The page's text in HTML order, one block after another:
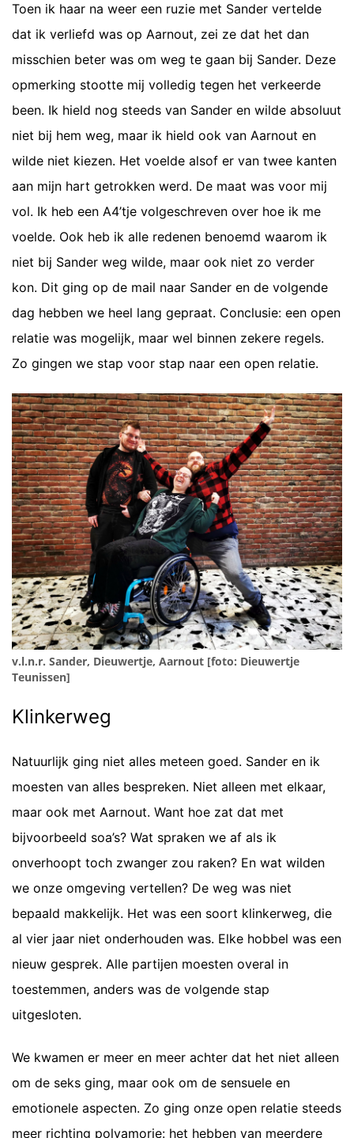
Toen ik haar na weer een ruzie met Sander vertelde
dat ik verliefd was op Aarnout, zei ze dat het dan
misschien beter was om weg te gaan bij Sander. Deze
opmerking stootte mij volledig tegen het verkeerde
been. Ik hield nog steeds van Sander en wilde absoluut
niet bij hem weg, maar ik hield ook van Aarnout en
wilde niet kiezen. Het voelde alsof er van twee kanten
aan mijn hart getrokken werd. De maat was voor mij
vol. Ik heb een A4’tje volgeschreven over hoe ik me
voelde. Ook heb ik alle redenen benoemd waarom ik
niet bij Sander weg wilde, maar ook niet zo verder
kon. Dit ging op de mail naar Sander en de volgende
dag hebben we heel lang gepraat. Conclusie: een open
relatie was mogelijk, maar wel binnen zekere regels.
Zo gingen we stap voor stap naar een open relatie.
v.l.n.r. Sander, Dieuwertje, Aarnout [foto: Dieuwertje
Teunissen]
Klinkerweg
Natuurlijk ging niet alles meteen goed. Sander en ik
moesten van alles bespreken. Niet alleen met elkaar,
maar ook met Aarnout. Want hoe zat dat met
bijvoorbeeld soa’s? Wat spraken we af als ik
onverhoopt toch zwanger zou raken? En wat wilden
we onze omgeving vertellen? De weg was niet
bepaald makkelijk. Het was een soort klinkerweg, die
al vier jaar niet onderhouden was. Elke hobbel was een
nieuw gesprek. Alle partijen moesten overal in
toestemmen, anders was de volgende stap
uitgesloten.
We kwamen er meer en meer achter dat het niet alleen
om de seks ging, maar ook om de sensuele en
emotionele aspecten. Zo ging onze open relatie steeds
meer richting polyamorie: het hebben van meerdere